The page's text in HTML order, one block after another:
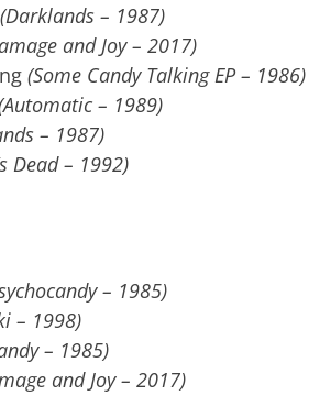
(Darklands – 1987)
and Joy – 2017)
(Some Candy Talking EP – 1986)
– 1989)
– 1987)
Dead – 1992)
– 1985)
– 1998)
– 1985)
and Joy – 2017)